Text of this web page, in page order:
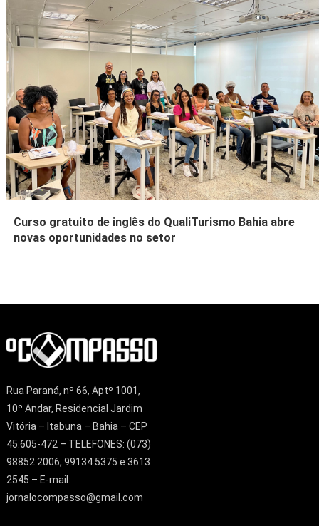
Curso gratuito de inglês do QualiTurismo Bahia abre
novas oportunidades no setor
Rua Paraná, nº 66, Aptº 1001,
10º Andar, Residencial Jardim
Vitória – Itabuna – Bahia – CEP
45.605-472 – TELEFONES: (073)
98852 2006, 99134 5375 e 3613
2545 – E-mail:
jornalocompasso@gmail.com